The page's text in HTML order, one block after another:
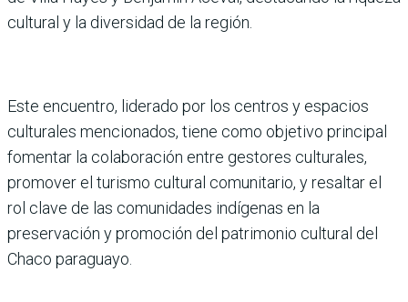
cultural y la diversidad de la región.
Este encuentro, liderado por los centros y espacios
culturales mencionados, tiene como objetivo principal
fomentar la colaboración entre gestores culturales,
promover el turismo cultural comunitario, y resaltar el
rol clave de las comunidades indígenas en la
preservación y promoción del patrimonio cultural del
Chaco paraguayo.